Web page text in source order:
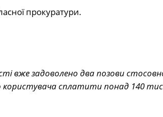
прокуратури.
вже задоволено два позови
користувача сплатити понад 140